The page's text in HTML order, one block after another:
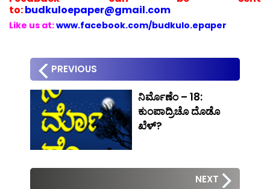
to:budkuloepaper@gmail.com
Like us at:www.facebook.com/budkulo.epaper
PREVIOUS
ನಿರ್ಮೊಣೆಂ – 18:
ಕುಂಪಾದ್ರಿಚೊ ದೊಡೊ
ಖೆಳ್?
NEXT